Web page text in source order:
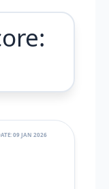
09 JAN 2026